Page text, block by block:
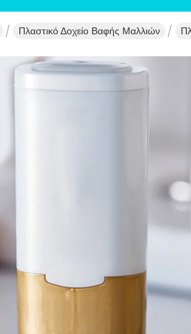
Πλαστικό Δοχείο Βαφής Μαλλιών